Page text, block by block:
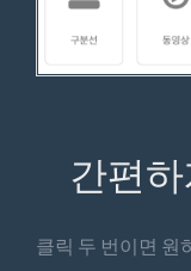
간편
클릭 두 번이면 원